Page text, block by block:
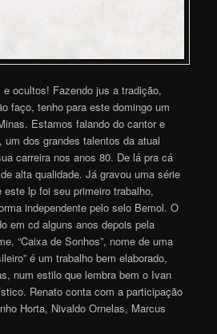
ocultos! Fazendo jus a tradição,
faço, tenho para este domingo um
Estamos falando do cantor e
dos grandes talentos da atual
carreira nos anos 80. De lá pra cá
alta qualidade. Já gravou uma série
lp foi seu primeiro trabalho,
independente pelo selo Bemol. O
em cd alguns anos depois pela
“Caixa de Sonhos”, nome de uma
é um trabalho bem elaborado,
num estilo que lembra bem o Ivan
Renato conta com a participação
Horta, Nivaldo Ornelas, Marcus